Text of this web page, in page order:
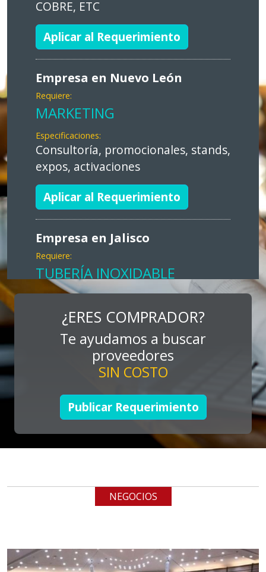
COBRE, ETC
Aplicar al Requerimiento
Empresa en Nuevo León
Requiere:
MARKETING
Especificaciones:
Consultoría, promocionales, stands,
expos, activaciones
Aplicar al Requerimiento
Empresa en Jalisco
Requiere:
TUBERÍA INOXIDABLE
Especificaciones:
cualquiera
Aplicar al Requerimiento
Empresa en Jalisco
Requiere:
LOGÍSTICA DE CARGA LLAVE
EN MANO
Aplicar al Requerimiento
Empresa en Jalisco
Requiere:
¿ERES COMPRADOR?
Te ayudamos a buscar
proveedores
SIN COSTO
Publicar Requerimiento
NEGOCIOS